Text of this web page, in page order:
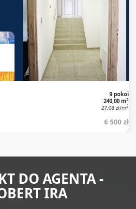
9 pokoi
240,00 m2
27,08 zł/m2
6 500 zł
DO AGENTA -
IRA